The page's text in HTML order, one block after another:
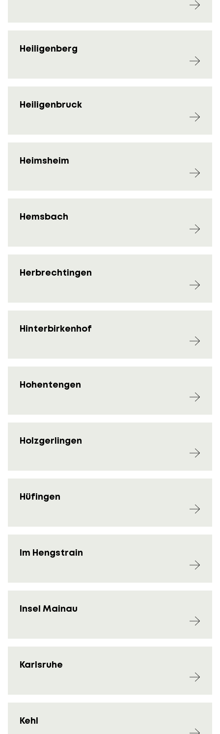
Heiligenberg
Heiligenbruck
Heimsheim
Hemsbach
Herbrechtingen
Hinterbirkenhof
Hohentengen
Holzgerlingen
Hüfingen
Im Hengstrain
Insel Mainau
Karlsruhe
Kehl